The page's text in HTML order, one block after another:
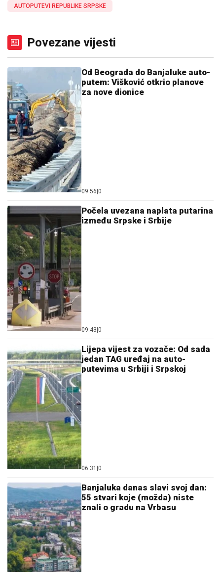
AUTOPUTEVI REPUBLIKE SRPSKE
Povezane vijesti
Od Beograda do Banjaluke auto-
putem: Višković otkrio planove
za nove dionice
09:56 0
Počela uvezana naplata putarina
između Srpske i Srbije
09:43 0
Lijepa vijest za vozače: Od sada
jedan TAG uređaj na auto-
putevima u Srbiji i Srpskoj
06:31 0
Banjaluka danas slavi svoj dan:
55 stvari koje (možda) niste
znali o gradu na Vrbasu